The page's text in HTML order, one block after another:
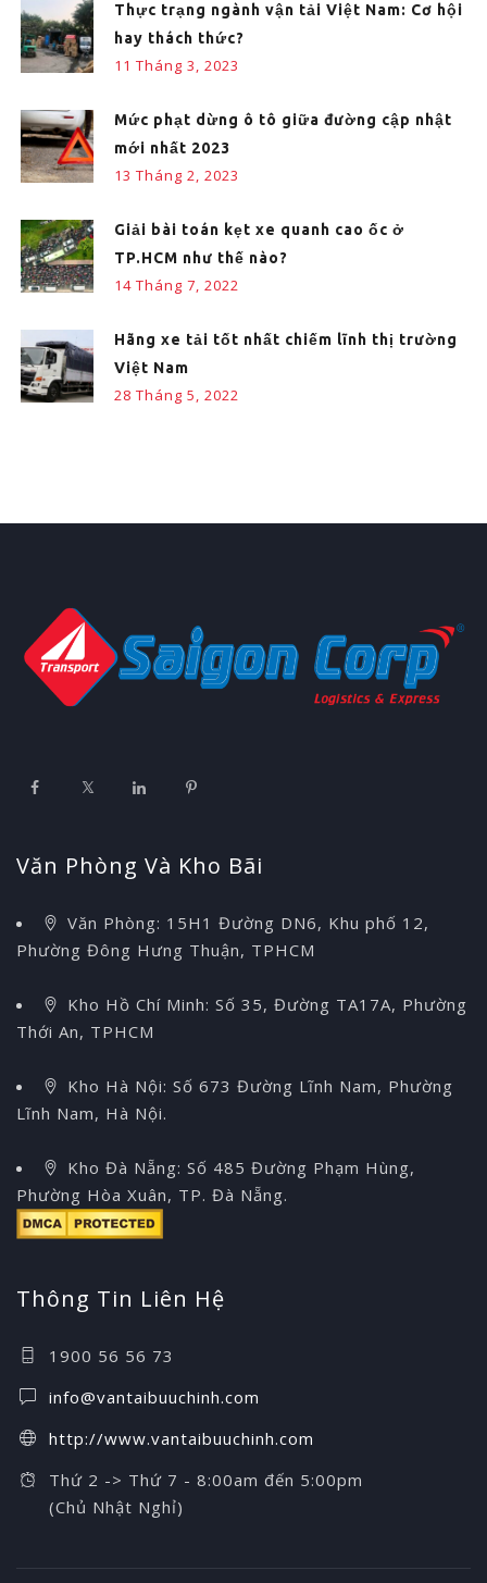
Thực trạng ngành vận tải Việt Nam: Cơ hội
hay thách thức?
11 Tháng 3, 2023
Mức phạt dừng ô tô giữa đường cập nhật
mới nhất 2023
13 Tháng 2, 2023
Giải bài toán kẹt xe quanh cao ốc ở
TP.HCM như thế nào?
14 Tháng 7, 2022
Hãng xe tải tốt nhất chiếm lĩnh thị trường
Việt Nam
28 Tháng 5, 2022
Văn Phòng Và Kho Bãi
Văn Phòng: 15H1 Đường DN6, Khu phố 12,
Phường Đông Hưng Thuận, TPHCM
Kho Hồ Chí Minh: Số 35, Đường TA17A, Phường
Thới An, TPHCM
Kho Hà Nội: Số 673 Đường Lĩnh Nam, Phường
Lĩnh Nam, Hà Nội.
Kho Đà Nẵng: Số 485 Đường Phạm Hùng,
Phường Hòa Xuân, TP. Đà Nẵng.
Thông Tin Liên Hệ
1900 56 56 73
info@vantaibuuchinh.com
http://www.vantaibuuchinh.com
Thứ 2 -> Thứ 7 - 8:00am đến 5:00pm
(Chủ Nhật Nghỉ)